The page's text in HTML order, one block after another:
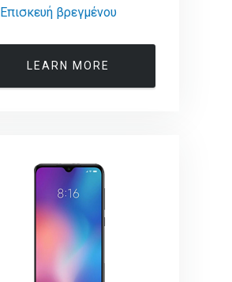
Επισκευή βρεγμένου
LEARN MORE